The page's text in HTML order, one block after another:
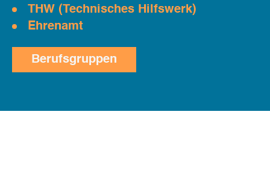
THW (Technisches Hilfswerk)
Ehrenamt
Berufsgruppen